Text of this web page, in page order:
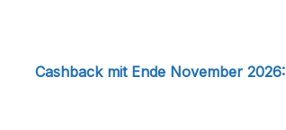
Cashback mit Ende November 2026: